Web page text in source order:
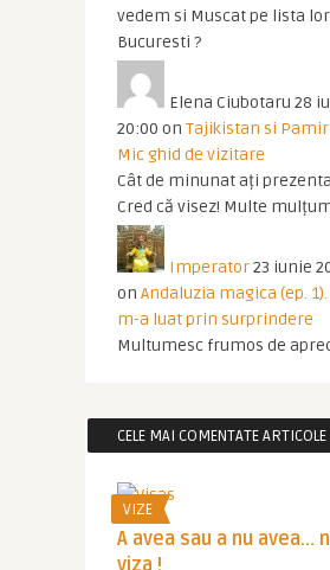
vedem si Muscat pe lista
Bucuresti ?
Elena Ciubotaru 28
20:00 on Tajikistan si Pamir
Mic ghid de vizitare
Cât de minunat ați
Cred că visez! Multe
Imperator23 iunie
on Andaluzia magica (ep.
m-a luat prin surprindere
Multumesc frumos de
CELE MAI COMENTATE ARTICOLE
VIZE
A avea sau a nu avea…
viza !